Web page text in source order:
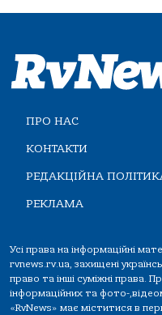
ПРО НАС
КОНТАКТИ
РЕДАКЦІЙНА
РЕКЛАМА
Усі права на інформаційні
rvnews.rv.ua, захищені
право та інші суміжні права.
інформаційних та фото-
«RvNews» має міститися в